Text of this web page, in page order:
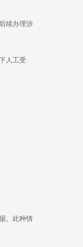
续办理涉
人工受
。此种情